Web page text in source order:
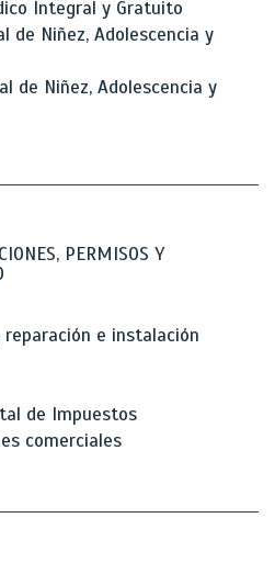
Integral y Gratuito
de Niñez, Adolescencia y
de Niñez, Adolescencia y
PERMISOS Y
reparación e instalación
de Impuestos
comerciales